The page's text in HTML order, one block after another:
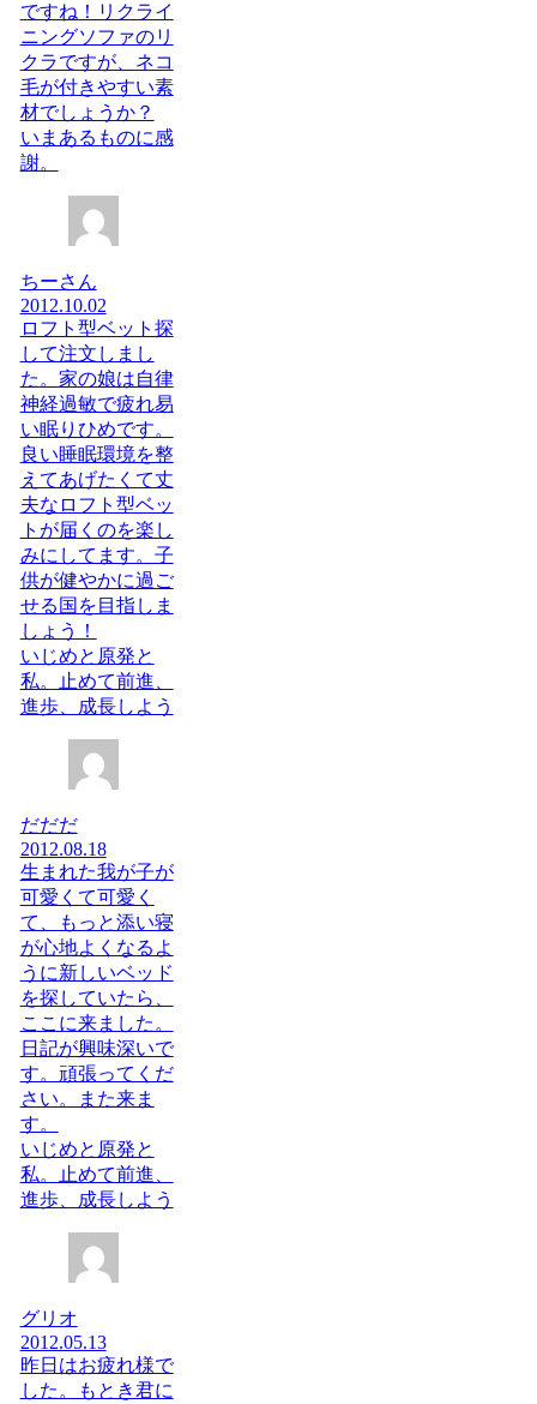
ですね！リクライ
ニングソファのリ
クラですが、ネコ
毛が付きやすい素
材でしょうか？
いまあるものに感
謝。
ちーさん
2012.10.02
ロフト型ベット探
して注文しまし
た。家の娘は自律
神経過敏で疲れ易
い眠りひめです。
良い睡眠環境を整
えてあげたくて丈
夫なロフト型ベッ
トが届くのを楽し
みにしてます。子
供が健やかに過ご
せる国を目指しま
しょう！
いじめと原発と
私。止めて前進、
進歩、成長しよう
だだだ
2012.08.18
生まれた我が子が
可愛くて可愛く
て、もっと添い寝
が心地よくなるよ
うに新しいベッド
を探していたら、
ここに来ました。
日記が興味深いで
す。頑張ってくだ
さい。また来ま
す。
いじめと原発と
私。止めて前進、
進歩、成長しよう
グリオ
2012.05.13
昨日はお疲れ様で
した。もとき君に